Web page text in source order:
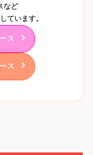
など
ています。
ス
ス